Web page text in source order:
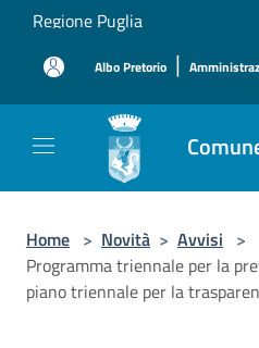
Salta al contenuto principale
Regione Puglia
Albo Pretorio |
Home > Novità > Avvisi >
Programma triennale per la
piano triennale per la